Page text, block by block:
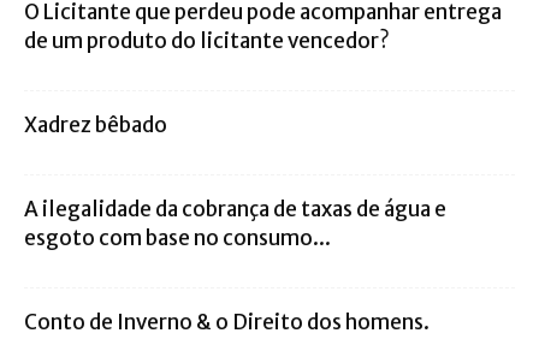
O Licitante que perdeu pode acompanhar entrega
de um produto do licitante vencedor?
Xadrez bêbado
A ilegalidade da cobrança de taxas de água e
esgoto com base no consumo...
Conto de Inverno & o Direito dos homens.